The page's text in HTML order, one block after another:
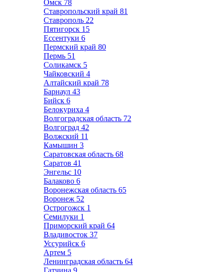
Омск 78
Ставропольский край 81
Ставрополь 22
Пятигорск 15
Ессентуки 6
Пермский край 80
Пермь 51
Соликамск 5
Чайковский 4
Алтайский край 78
Барнаул 43
Бийск 6
Белокуриха 4
Волгоградская область 72
Волгоград 42
Волжский 11
Камышин 3
Саратовская область 68
Саратов 41
Энгельс 10
Балаково 6
Воронежская область 65
Воронеж 52
Острогожск 1
Семилуки 1
Приморский край 64
Владивосток 37
Уссурийск 6
Артем 5
Ленинградская область 64
Гатчина 9